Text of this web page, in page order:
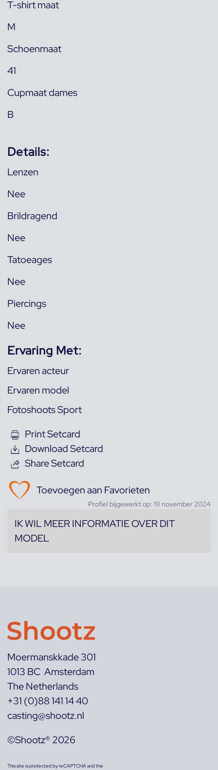
T-shirt maat
M
Schoenmaat
41
Cupmaat dames
B
Details:
Lenzen
Nee
Brildragend
Nee
Tatoeages
Nee
Piercings
Nee
Ervaring Met:
Ervaren acteur
Ervaren model
Fotoshoots Sport
Print Setcard
Download Setcard
Share Setcard
Toevoegen aan Favorieten
Profiel bijgewerkt op: 19 november 2024
IK WIL MEER INFORMATIE OVER DIT
MODEL
Moermanskkade 301
1013 BC Amsterdam
The Netherlands
+31 (0)88 141 14 40
casting@shootz.nl
©Shootz® 2026
This site is protected by reCAPTCHA and the